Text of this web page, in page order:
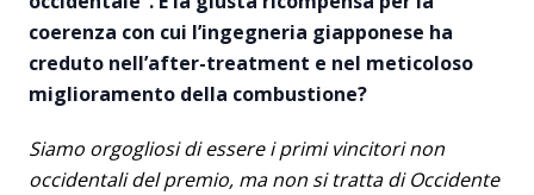
coerenza con cui l’ingegneria giapponese ha
creduto nell’after-treatment e nel meticoloso
miglioramento della combustione?
Siamo orgogliosi di essere i primi vincitori non
occidentali del premio, ma non si tratta di Occidente